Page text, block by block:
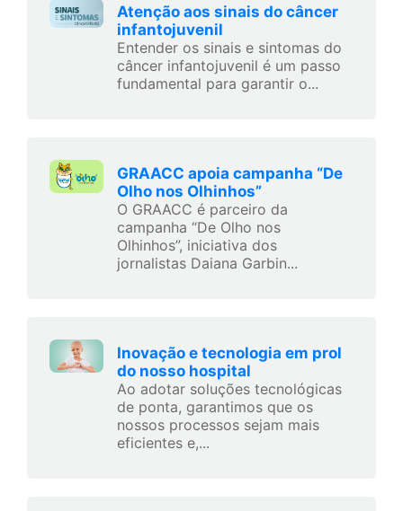
Atenção aos sinais do câncer
infantojuvenil
Entender os sinais e sintomas do
câncer infantojuvenil é um passo
fundamental para garantir o...
GRAACC apoia campanha “De
Olho nos Olhinhos”
O GRAACC é parceiro da
campanha “De Olho nos
Olhinhos”, iniciativa dos
jornalistas Daiana Garbin...
Inovação e tecnologia em prol
do nosso hospital
Ao adotar soluções tecnológicas
de ponta, garantimos que os
nossos processos sejam mais
eficientes e,...